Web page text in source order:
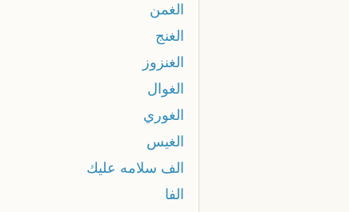
الغمن
الغنج
الغنزوز
الغوال
الغوري
الغيس
الف سلامه عليك
الفا